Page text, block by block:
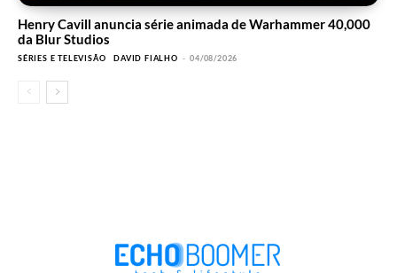
Henry Cavill anuncia série animada de Warhammer 40,000
da Blur Studios
SÉRIES E TELEVISÃO DAVID FIALHO - 04/08/2026